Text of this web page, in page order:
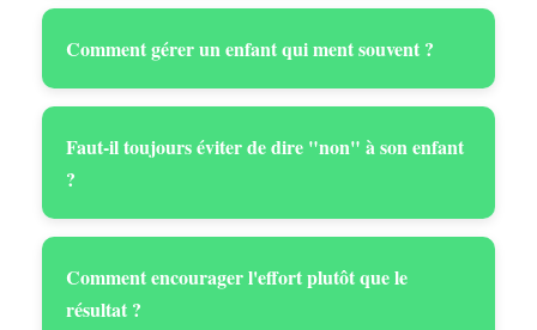
Comment gérer un enfant qui ment souvent ?
Faut-il toujours éviter de dire "non" à son enfant
?
Comment encourager l'effort plutôt que le
résultat ?